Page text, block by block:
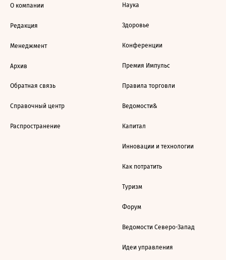
О компании
Редакция
Менеджмент
Архив
Обратная связь
Справочный центр
Распространение
Наука
Здоровье
Конференции
Премия Импульс
Правила торговли
Ведомости&
Капитал
Инновации и технологии
Как потратить
Туризм
Форум
Ведомости Северо-Запад
Идеи управления